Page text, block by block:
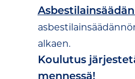
alkaen.
Koulutus
mennessä!